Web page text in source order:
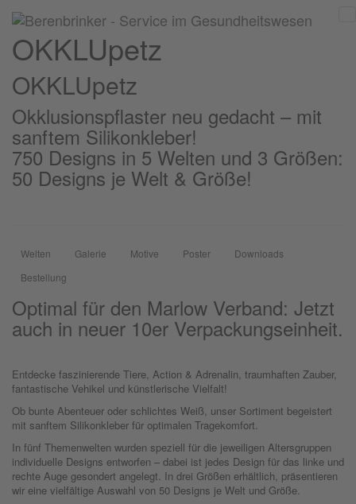
OKKLUpetz
OKKLUpetz
Okklusionspflaster neu gedacht – mit
sanftem Silikonkleber!
750 Designs in 5 Welten und 3 Größen:
50 Designs je Welt & Größe!
Welten Galerie Motive Poster
Downloads
Bestellung
Optimal für den Marlow Verband: Jetzt
auch in neuer 10er Verpackungseinheit.
Entdecke faszinierende Tiere, Action & Adrenalin, traumhaften Zauber,
fantastische Vehikel und künstlerische Vielfalt!
Ob bunte Abenteuer oder schlichtes Weiß, unser Sortiment begeistert
mit sanftem Silikonkleber für optimalen Tragekomfort.
In fünf Themenwelten wurden speziell für die jeweiligen Altersgruppen
individuelle Designs entworfen – dabei ist jedes Design für das linke und
rechte Auge gesondert angelegt. In drei Größen erhältlich, präsentieren
wir eine vielfältige Auswahl von 50 Designs je Welt und Größe.